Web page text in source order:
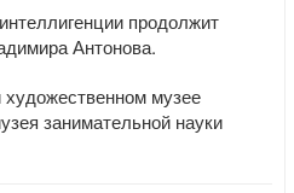
продолжит
Антонова.
музее
занимательной науки